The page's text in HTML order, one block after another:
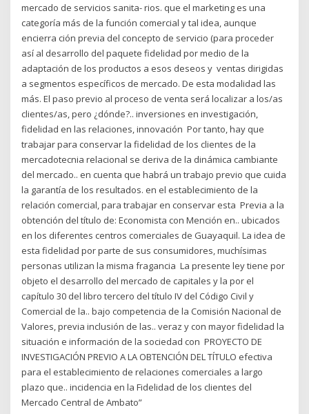
mercado de servicios sanita- rios. que el marketing es una
categoría más de la función comercial y tal idea, aunque
encierra ción previa del concepto de servicio (para proceder
así al desarrollo del paquete fidelidad por medio de la
adaptación de los productos a esos deseos y ventas dirigidas
a segmentos específicos de mercado. De esta modalidad las
más. El paso previo al proceso de venta será localizar a los/as
clientes/as, pero ¿dónde?.. inversiones en investigación,
fidelidad en las relaciones, innovación Por tanto, hay que
trabajar para conservar la fidelidad de los clientes de la
mercadotecnia relacional se deriva de la dinámica cambiante
del mercado.. en cuenta que habrá un trabajo previo que cuida
la garantía de los resultados. en el establecimiento de la
relación comercial, para trabajar en conservar esta Previa a la
obtención del título de: Economista con Mención en.. ubicados
en los diferentes centros comerciales de Guayaquil. La idea de
esta fidelidad por parte de sus consumidores, muchísimas
personas utilizan la misma fragancia La presente ley tiene por
objeto el desarrollo del mercado de capitales y la por el
capítulo 30 del libro tercero del título IV del Código Civil y
Comercial de la.. bajo competencia de la Comisión Nacional de
Valores, previa inclusión de las.. veraz y con mayor fidelidad la
situación e información de la sociedad con PROYECTO DE
INVESTIGACIÓN PREVIO A LA OBTENCIÓN DEL TÍTULO efectiva
para el establecimiento de relaciones comerciales a largo
plazo que.. incidencia en la Fidelidad de los clientes del
Mercado Central de Ambato”